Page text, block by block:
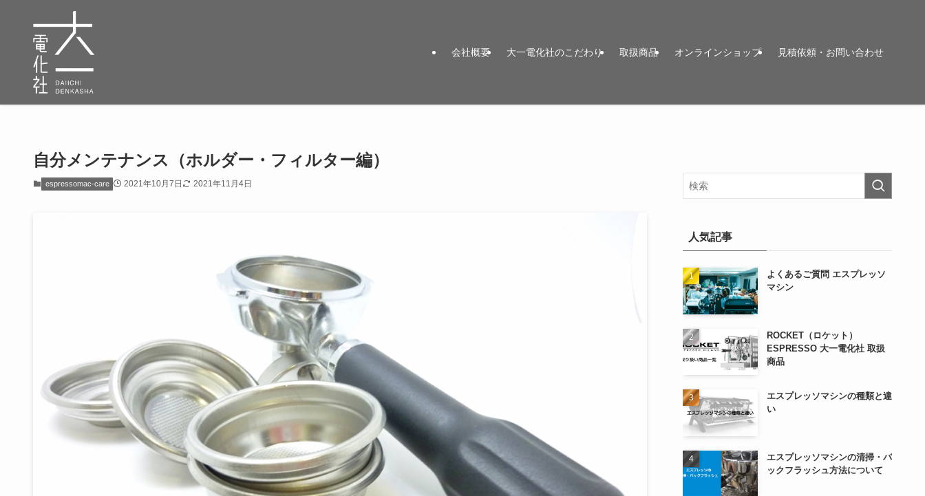
会社概要 大一電化社のこだわり 取扱商品 オンラインショップ 見積依頼・お問い合わせ
自分メンテナンス（ホルダー・フィルター編）
espressomac-care 2021年10月7日 2021年11月4日
人気記事
よくあるご質問 エスプレッソ
マシン
ROCKET（ロケット）
ESPRESSO 大一電化社 取扱
商品
エスプレッソマシンの種類と違
い
エスプレッソマシンの清掃・バ
ックフラッシュ方法について